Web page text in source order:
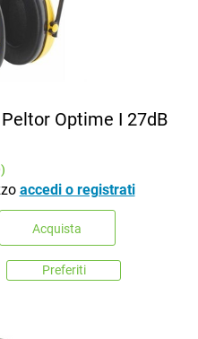
Optime I 27dB
)
accedi o registrati
Acquista
Preferiti